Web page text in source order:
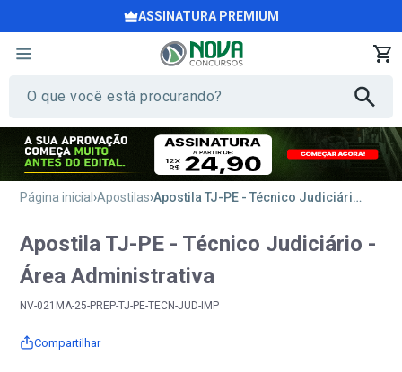
ASSINATURA PREMIUM
Página inicial Apostilas Apostila TJ-PE - Técnico Judiciário - Área Administrativa
Apostila TJ-PE - Técnico Judiciário -
Área Administrativa
NV-021MA-25-PREP-TJ-PE-TECN-JUD-IMP
Compartilhar